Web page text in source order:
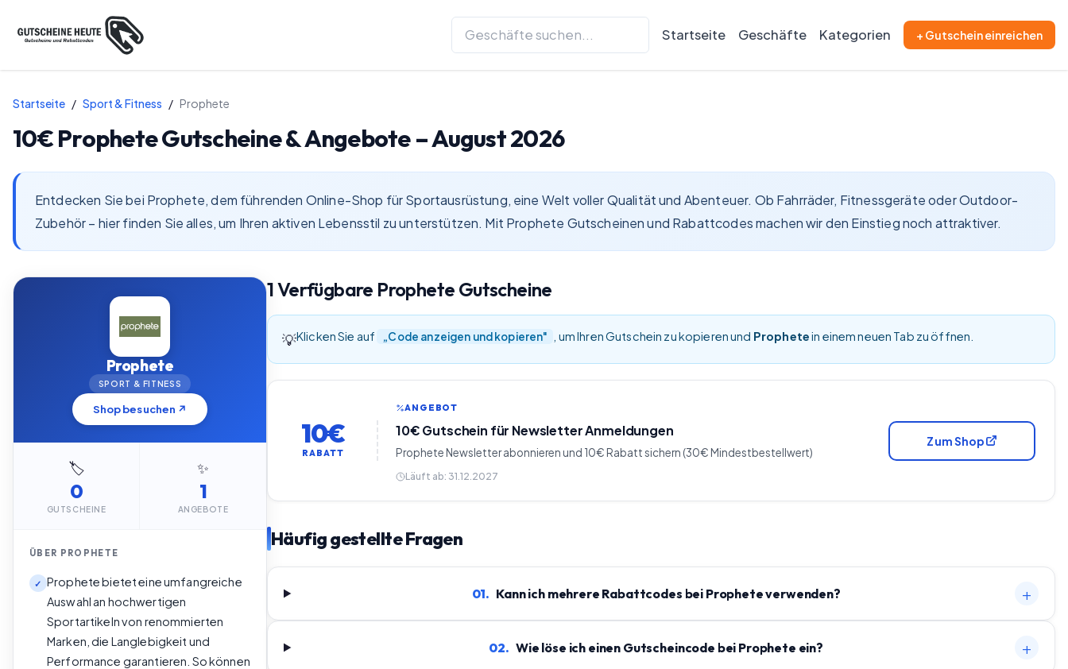
Startseite Geschäfte Kategorien + Gutschein einreichen
Startseite / Sport & Fitness / Prophete
10€PropheteGutscheine & Angebote –August 2026
Entdecken Sie bei Prophete, dem führenden Online-Shop für Sportausrüstung, eine Welt voller Qualität und Abenteuer. Ob Fahrräder, Fitnessgeräte oder Outdoor-
Zubehör – hier finden Sie alles, um Ihren aktiven Lebensstil zu unterstützen. Mit Prophete Gutscheinen und Rabattcodes machen wir den Einstieg noch attraktiver.
Prophete
SPORT & FITNESS
Shop besuchen ↗
🏷️
0
GUTSCHEINE
✨
1
ANGEBOTE
ÜBER PROPHETE
✓
Prophete bietet eine umfangreiche
Auswahl an hochwertigen
Sportartikeln von renommierten
Marken, die Langlebigkeit und
Performance garantieren. So können
1Verfügbare Prophete Gutscheine
💡Klicken Sie auf „Code anzeigen und kopieren" , um Ihren Gutschein zu kopieren und Prophetein einem neuen Tab zu öffnen.
10€
RABATT
ANGEBOT
10€ Gutschein für Newsletter Anmeldungen
Prophete Newsletter abonnieren und 10€ Rabatt sichern (30€ Mindestbestellwert)
Läuft ab: 31.12.2027
Zum Shop
Häufig gestellte Fragen
01. Kann ich mehrere Rabattcodes bei Prophete verwenden? +
02. Wie löse ich einen Gutscheincode bei Prophete ein? +